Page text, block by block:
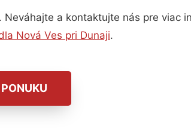
a kontaktujte nás pre viac
Nová Ves pri Dunaji.